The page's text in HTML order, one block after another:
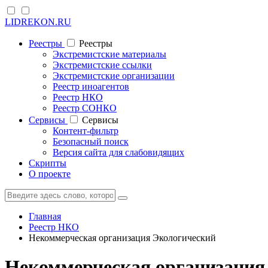
LIDREKON.RU
Реестры
Реестры
Экстремистские материалы
Экстремистские ссылки
Экстремистские организации
Реестр иноагентов
Реестр НКО
Реестр СОНКО
Cервисы
Cервисы
Контент-фильтр
Безопасный поиск
Версия сайта для слабовидящих
Скрипты
О проекте
Главная
Реестр НКО
Некоммерческая организация Экологический